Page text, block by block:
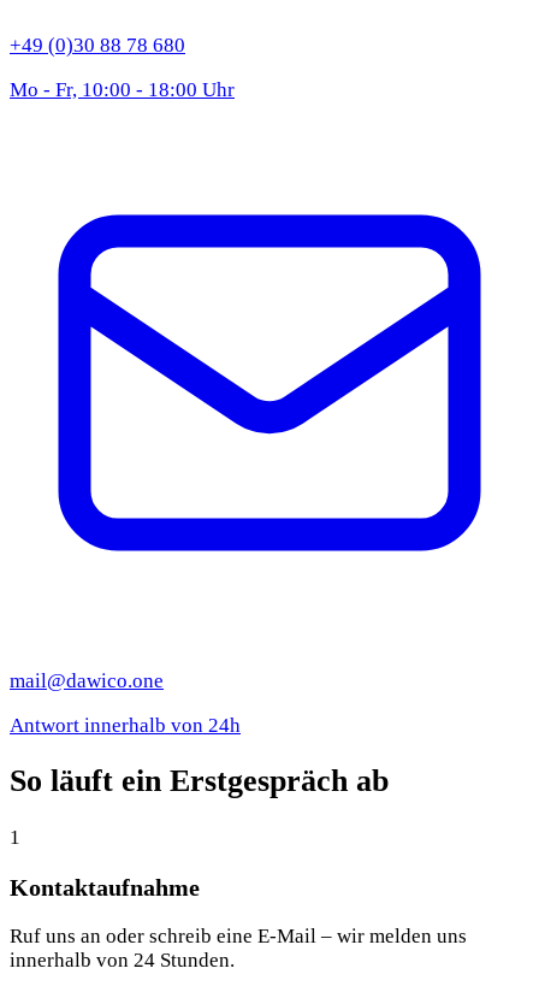
+49 (0)30 88 78 680
Mo - Fr, 10:00 - 18:00 Uhr
mail@dawico.one
Antwort innerhalb von 24h
So läuft ein Erstgespräch ab
1
Kontaktaufnahme
Ruf uns an oder schreib eine E-Mail – wir melden uns
innerhalb von 24 Stunden.